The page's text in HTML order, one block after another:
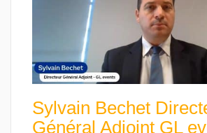
Sylvain Bechet
Général Adjoint GL